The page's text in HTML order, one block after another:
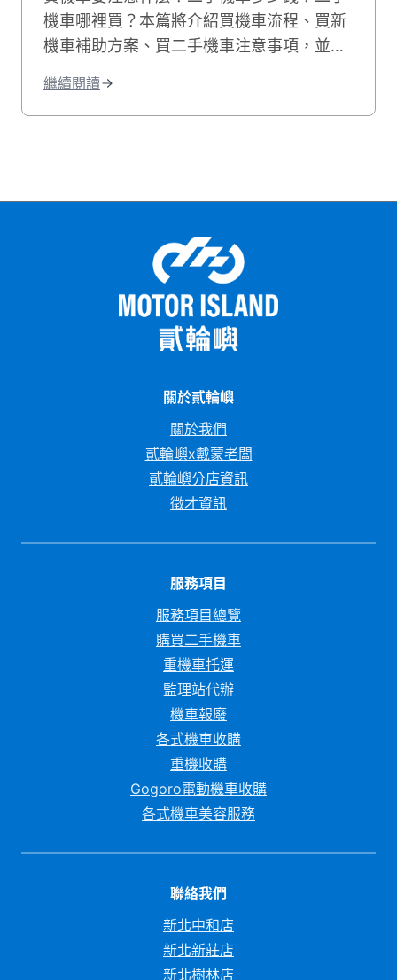
機車哪裡買？本篇將介紹買機車流程、買新
機車補助方案、買二手機車注意事項，並且
車嗎？推薦到車況良好的貳輪嶼！
繼續閱讀
關於貳輪嶼
關於我們
貳輪嶼x戴蒙老闆
貳輪嶼分店資訊
徵才資訊
服務項目
服務項目總覽
購買二手機車
重機車托運
監理站代辦
機車報廢
各式機車收購
重機收購
Gogoro電動機車收購
各式機車美容服務
聯絡我們
新北中和店
新北新莊店
新北樹林店